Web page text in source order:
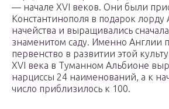
— начале XVI веков. Они были
Константинополя в подарок лорду
начейства и выращивались
знаменитом саду. Именно Англии
первенство в развитии этой
XVI века в Ту­манном Альбионе
нарциссы 24 наименований, а к
число при­близилось к 100.